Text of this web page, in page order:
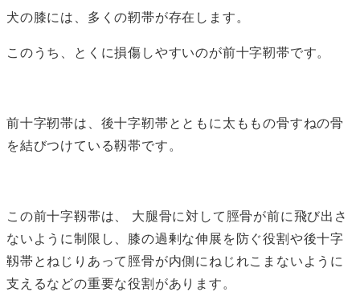
犬の膝には、多くの靭帯が存在します。
このうち、とくに損傷しやすいのが前十字靭帯です。
前十字靭帯は、後十字靭帯とともに太ももの骨すねの骨
を結びつけている靱帯です。
この前十字靱帯は、 大腿骨に対して脛骨が前に飛び出さ
ないように制限し、膝の過剰な伸展を防ぐ役割や後十字
靱帯とねじりあって脛骨が内側にねじれこまないように
支えるなどの重要な役割があります。